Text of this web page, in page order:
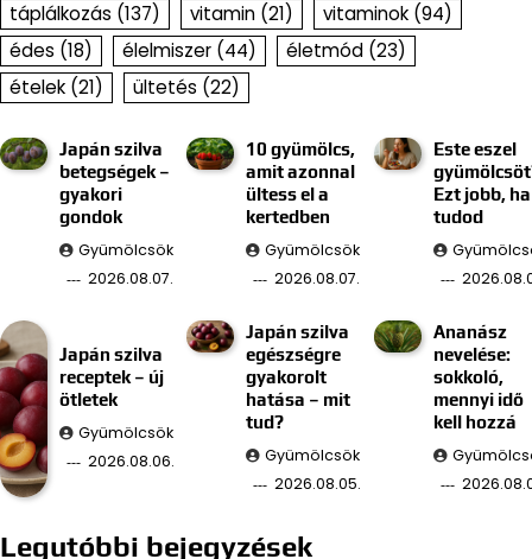
táplálkozás (137) vitamin (21) vitaminok (94)
édes (18) élelmiszer (44) életmód (23)
ételek (21) ültetés (22)
Japán szilva
betegségek –
gyakori
gondok
Gyümölcsök
2026.08.07.
10 gyümölcs,
amit azonnal
ültess el a
kertedben
Gyümölcsök
2026.08.07.
Este eszel
Ezt jobb, ha
tudod
Japán szilva
receptek – új
ötletek
Gyümölcsök
2026.08.06.
Japán szilva
egészségre
gyakorolt
hatása – mit
tud?
Gyümölcsök
2026.08.05.
Ananász
nevelése:
sokkoló,
mennyi idő
kell hozzá
Legutóbbi bejegyzések